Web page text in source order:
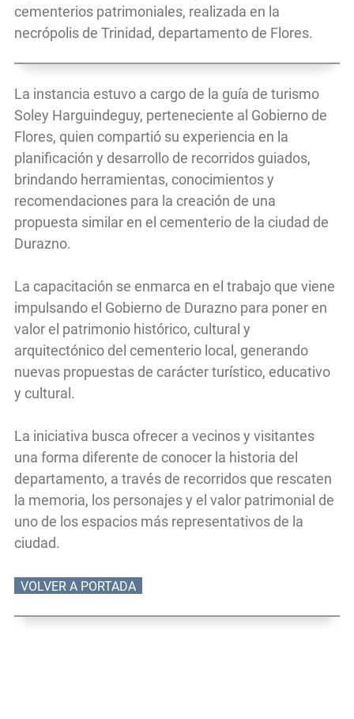
cementerios patrimoniales, realizada en la
necrópolis de Trinidad, departamento de Flores.
La instancia estuvo a cargo de la guía de turismo
Soley Harguindeguy, perteneciente al Gobierno de
Flores, quien compartió su experiencia en la
planificación y desarrollo de recorridos guiados,
brindando herramientas, conocimientos y
recomendaciones para la creación de una
propuesta similar en el cementerio de la ciudad de
Durazno.
La capacitación se enmarca en el trabajo que viene
impulsando el Gobierno de Durazno para poner en
valor el patrimonio histórico, cultural y
arquitectónico del cementerio local, generando
nuevas propuestas de carácter turístico, educativo
y cultural.
La iniciativa busca ofrecer a vecinos y visitantes
una forma diferente de conocer la historia del
departamento, a través de recorridos que rescaten
la memoria, los personajes y el valor patrimonial de
uno de los espacios más representativos de la
ciudad.
VOLVER A PORTADA